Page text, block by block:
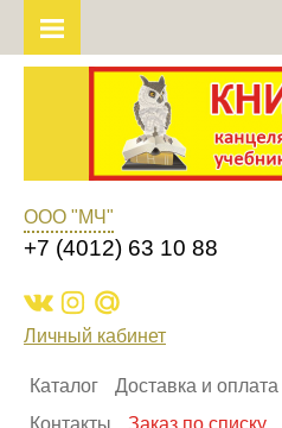
ООО "МЧ"
+7 (4012) 63 10 88
Личный кабинет
Каталог Доставка и оплата
Контакты
Заказ по списку